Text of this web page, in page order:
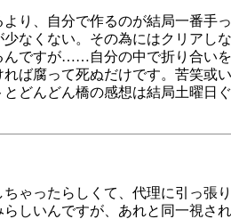
、自分で作るのが結局一番手
なくない。その為にはクリア
ですが……自分の中で折り合い
ば腐って死ぬだけです。苦笑或
どんどん橋の感想は結局土曜
ったらしくて、代理に引っ張
しいんですが、あれと同一視